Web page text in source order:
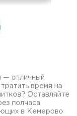
— отличный
время на
Оставляйте
полчаса
в Кемерово